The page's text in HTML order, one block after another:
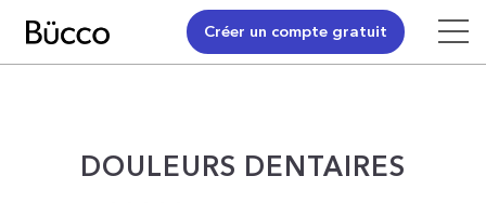
Créer un compte gratuit
DOULEURS DENTAIRES